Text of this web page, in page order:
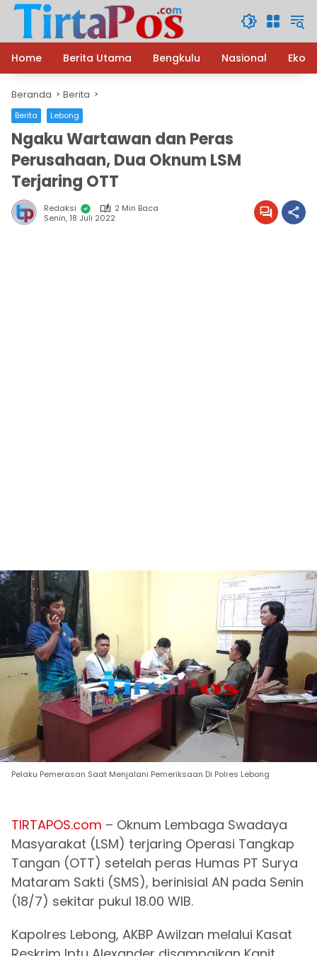
Langsung
konten
Home
Berita Utama Bengkulu Nasional
Beranda Berita
Berita Lebong
Ngaku Wartawan dan Peras
Perusahaan, Dua Oknum LSM
Terjaring OTT
Redaksi
2 Min Baca
Senin, 18 Juli 2022
Pelaku Pemerasan Saat Menjalani Pemeriksaan Di Polres Lebong
TIRTAPOS.com – Oknum Lembaga Swadaya
Masyarakat (LSM) terjaring Operasi Tangkap
Tangan (OTT) setelah peras Humas PT Surya
Mataram Sakti (SMS), berinisial AN pada Senin
(18/7) sekitar pukul 18.00 WIB.
Kapolres Lebong, AKBP Awilzan melalui Kasat